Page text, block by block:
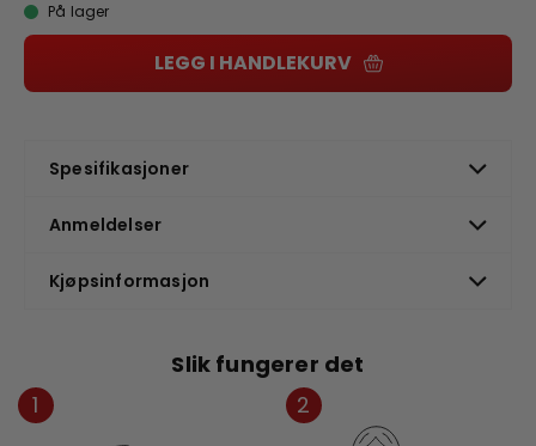
På lager
LEGG I HANDLEKURV
Spesifikasjoner
Anmeldelser
Kjøpsinformasjon
Slik fungerer det
1
2